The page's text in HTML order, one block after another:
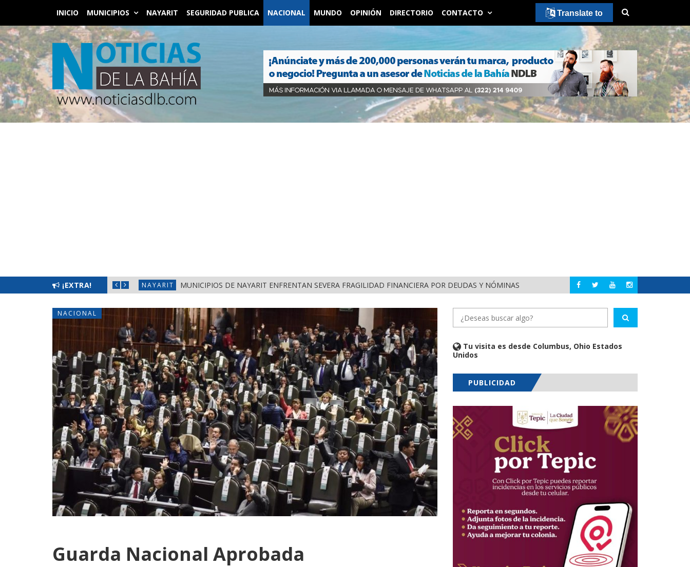
INICIO MUNICIPIOS NAYARIT SEGURIDAD PUBLICA NACIONAL MUNDO OPINIÓN DIRECTORIO CONTACTO
¡EXTRA!
FRONTERAS DE NAYARIT NAYARIT MUNICIPIOS DE NAYARIT ENFRENTAN SEVERA FRAGILIDAD FINANCIERA POR DEUDAS Y NÓMINAS NACIONAL DETIENEN AL
NACIONAL
Guarda Nacional Aprobada
Tu visita es desde Columbus, Ohio Estados
Unidos
PUBLICIDAD
Translate to